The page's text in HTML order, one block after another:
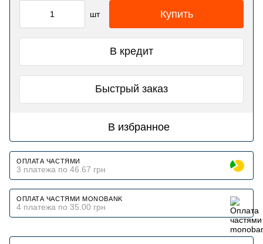
шт Купить
В кредит
Быстрый заказ
В избранное
ОПЛАТА ЧАСТЯМИ
3 платежа по 46.67 грн
ОПЛАТА ЧАСТЯМИ MONOBANK
4 платежа по 35.00 грн